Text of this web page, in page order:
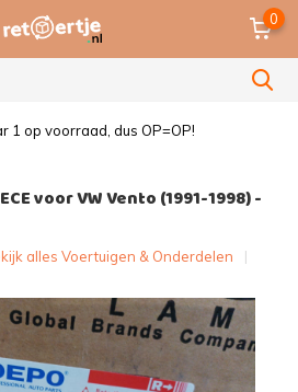
0
1 op voorraad, dus OP=OP!
voor VW Vento (1991-1998) -
alles Voertuigen & Onderdelen